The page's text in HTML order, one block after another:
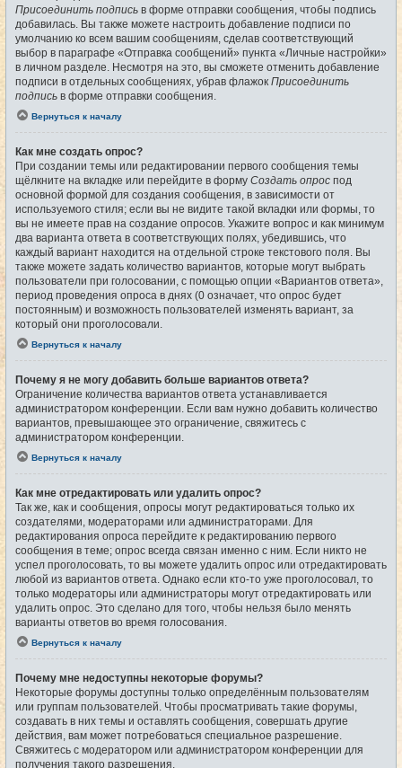
Присоединить подпись в форме отправки сообщения, чтобы подпись
добавилась. Вы также можете настроить добавление подписи по
умолчанию ко всем вашим сообщениям, сделав соответствующий
выбор в параграфе «Отправка сообщений» пункта «Личные настройки»
в личном разделе. Несмотря на это, вы сможете отменить добавление
подписи в отдельных сообщениях, убрав флажок Присоединить
подпись в форме отправки сообщения.
Вернуться к началу
Как мне создать опрос?
При создании темы или редактировании первого сообщения темы
щёлкните на вкладке или перейдите в форму Создать опрос под
основной формой для создания сообщения, в зависимости от
используемого стиля; если вы не видите такой вкладки или формы, то
вы не имеете прав на создание опросов. Укажите вопрос и как минимум
два варианта ответа в соответствующих полях, убедившись, что
каждый вариант находится на отдельной строке текстового поля. Вы
также можете задать количество вариантов, которые могут выбрать
пользователи при голосовании, с помощью опции «Вариантов ответа»,
период проведения опроса в днях (0 означает, что опрос будет
постоянным) и возможность пользователей изменять вариант, за
который они проголосовали.
Вернуться к началу
Почему я не могу добавить больше вариантов ответа?
Ограничение количества вариантов ответа устанавливается
администратором конференции. Если вам нужно добавить количество
вариантов, превышающее это ограничение, свяжитесь с
администратором конференции.
Вернуться к началу
Как мне отредактировать или удалить опрос?
Так же, как и сообщения, опросы могут редактироваться только их
создателями, модераторами или администраторами. Для
редактирования опроса перейдите к редактированию первого
сообщения в теме; опрос всегда связан именно с ним. Если никто не
успел проголосовать, то вы можете удалить опрос или отредактировать
любой из вариантов ответа. Однако если кто-то уже проголосовал, то
только модераторы или администраторы могут отредактировать или
удалить опрос. Это сделано для того, чтобы нельзя было менять
варианты ответов во время голосования.
Вернуться к началу
Почему мне недоступны некоторые форумы?
Некоторые форумы доступны только определённым пользователям
или группам пользователей. Чтобы просматривать такие форумы,
создавать в них темы и оставлять сообщения, совершать другие
действия, вам может потребоваться специальное разрешение.
Свяжитесь с модератором или администратором конференции для
получения такого разрешения.